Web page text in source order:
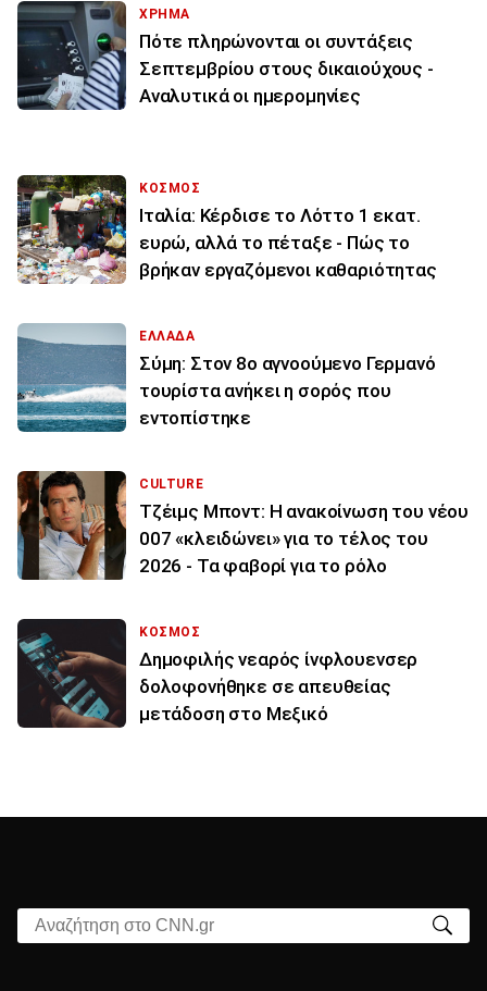
ΧΡΗΜΑ
Πότε πληρώνονται οι συντάξεις
Σεπτεμβρίου στους δικαιούχους -
Αναλυτικά οι ημερομηνίες
ΚΟΣΜΟΣ
Ιταλία: Κέρδισε το Λόττο 1 εκατ.
ευρώ, αλλά το πέταξε - Πώς το
βρήκαν εργαζόμενοι καθαριότητας
ΕΛΛΑΔΑ
Σύμη: Στον 8ο αγνοούμενο Γερμανό
τουρίστα ανήκει η σορός που
εντοπίστηκε
CULTURE
Τζέιμς Μποντ: Η ανακοίνωση του νέου
007 «κλειδώνει» για το τέλος του
2026 - Τα φαβορί για το ρόλο
ΚΟΣΜΟΣ
Δημοφιλής νεαρός ίνφλουενσερ
δολοφονήθηκε σε απευθείας
μετάδοση στο Μεξικό
Αναζήτηση στο CNN.gr